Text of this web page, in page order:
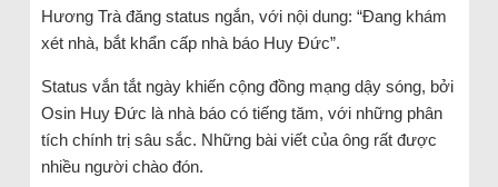
Hương Trà đăng status ngắn, với nội dung: “Đang khám
xét nhà, bắt khẩn cấp nhà báo Huy Đức”.
Status vắn tắt ngày khiến cộng đồng mạng dậy sóng, bởi
Osin Huy Đức là nhà báo có tiếng tăm, với những phân
tích chính trị sâu sắc. Những bài viết của ông rất được
nhiều người chào đón.